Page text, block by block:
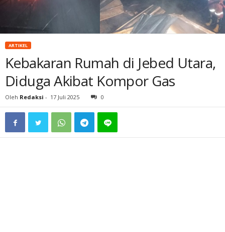
ARTIKEL
Kebakaran Rumah di Jebed Utara,
Diduga Akibat Kompor Gas
Oleh Redaksi - 17 Juli 2025 0